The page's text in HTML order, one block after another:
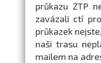
průkazu ZTP
zavázali ctí
průkazek
naši trasu
mailem na